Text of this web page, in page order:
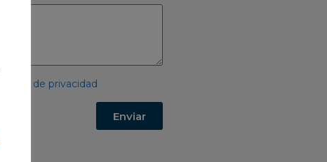
Política de privacidad
Enviar